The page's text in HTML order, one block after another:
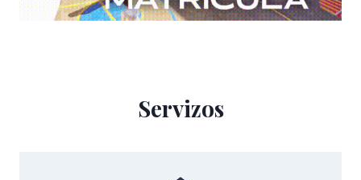
Servizos